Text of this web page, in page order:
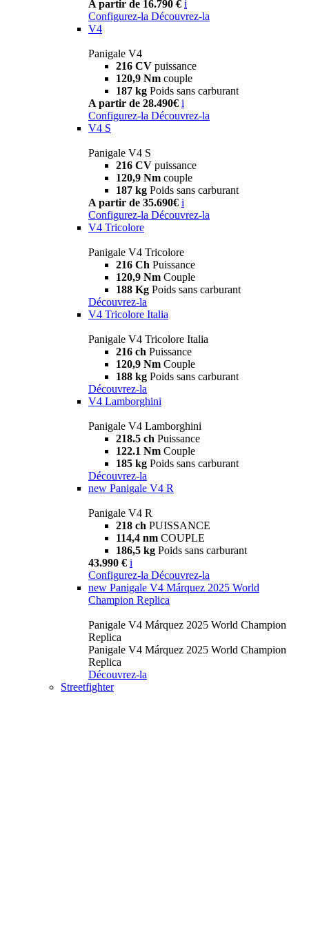
A partir de 16.790 € i
Configurez-la Découvrez-la
V4
Panigale V4
216 CV puissance
120,9 Nm couple
187 kg Poids sans carburant
A partir de 28.490€ i
Configurez-la Découvrez-la
V4 S
Panigale V4 S
216 CV puissance
120,9 Nm couple
187 kg Poids sans carburant
A partir de 35.690€ i
Configurez-la Découvrez-la
V4 Tricolore
Panigale V4 Tricolore
216 Ch Puissance
120,9 Nm Couple
188 Kg Poids sans carburant
Découvrez-la
V4 Tricolore Italia
Panigale V4 Tricolore Italia
216 ch Puissance
120,9 Nm Couple
188 kg Poids sans carburant
Découvrez-la
V4 Lamborghini
Panigale V4 Lamborghini
218.5 ch Puissance
122.1 Nm Couple
185 kg Poids sans carburant
Découvrez-la
new Panigale V4 R
Panigale V4 R
218 ch PUISSANCE
114,4 nm COUPLE
186,5 kg Poids sans carburant
43.990 € i
Configurez-la Découvrez-la
new Panigale V4 Márquez 2025 World
Champion Replica
Panigale V4 Márquez 2025 World Champion
Replica
Panigale V4 Márquez 2025 World Champion
Replica
Découvrez-la
Streetfighter